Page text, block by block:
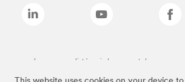
Les marques listées ci-dessus sont des marques